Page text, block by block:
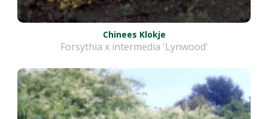
Chinees Klokje
Forsythia x intermedia 'Lynwood'